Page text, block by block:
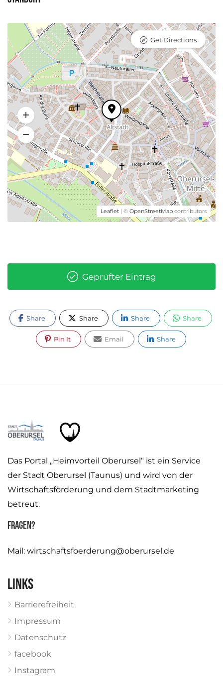
Leaflet | © OpenStreetMap contributors
Get Directions
Geprüfter Eintrag
Share Share Share Share
Pin It Email Share
Das Portal „Heimvorteil Oberursel“ ist ein Service
der Stadt Oberursel (Taunus) und wird von der
Wirtschaftsförderung und dem Stadtmarketing
betreut.
Fragen?
Mail: wirtschaftsfoerderung@oberursel.de
Links
Barrierefreiheit
Impressum
Datenschutz
facebook
Instagram